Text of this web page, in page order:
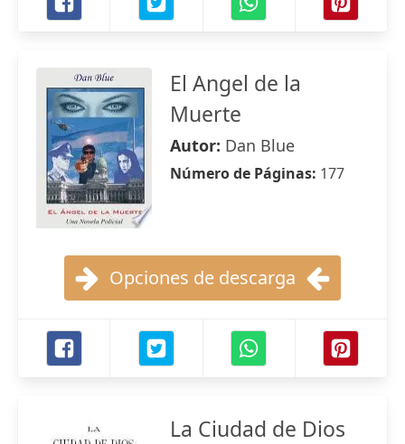
El Angel de la
Muerte
Autor: Dan Blue
Número de Páginas: 177
Opciones de descarga
La Ciudad de Dios